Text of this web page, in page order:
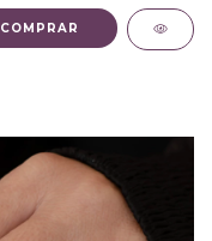
COMPRAR